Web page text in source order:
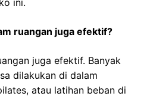
ruangan juga efektif?
juga efektif. Banyak
dilakukan di dalam
atau latihan beban di